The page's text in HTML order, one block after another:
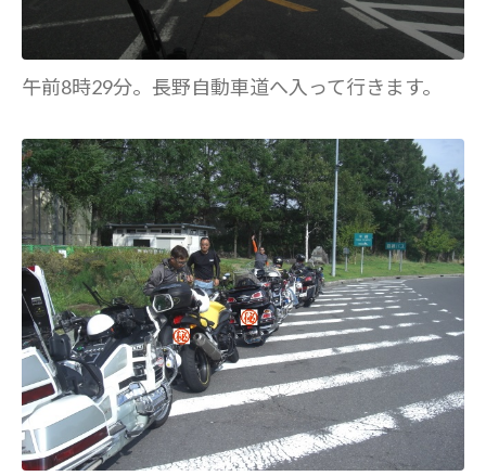
午前8時29分。長野自動車道へ入って行きます。